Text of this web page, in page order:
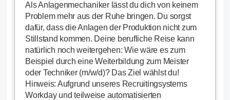
Als Anlagenmechaniker lässt du dich von keinem
Problem mehr aus der Ruhe bringen. Du sorgst
dafür, dass die Anlagen der Produktion nicht zum
Stillstand kommen. Deine berufliche Reise kann
natürlich noch weitergehen: Wie wäre es zum
Beispiel durch eine Weiterbildung zum Meister
oder Techniker (m/w/d)? Das Ziel wählst du!
Hinweis: Aufgrund unseres Recruitingsystems
Workday und teilweise automatisierten